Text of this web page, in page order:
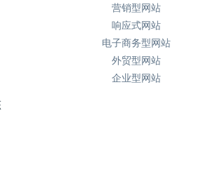
营销型网站
响应式网站
电子商务型网站
外贸型网站
企业型网站